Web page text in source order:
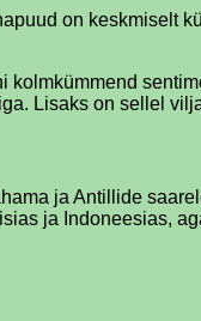
on keskmiselt
Lisaks on sellel
ja Antillide
ja Indoneesias,